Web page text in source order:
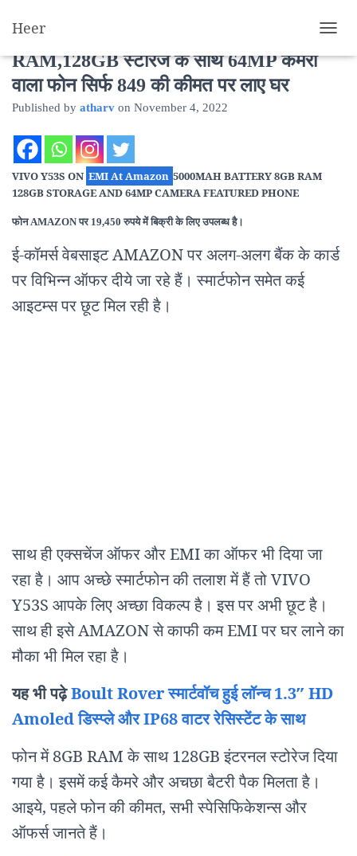
Heer
O
O
Vivo Y53s 5000mAh बैटरी,8GB
RAM,128GB स्टोरेज के साथ 64MP कैमरा
वाला फोन सिर्फ 849 की कीमत पर लाए घर
Published by atharv on November 4, 2022
VIVO Y53S ON EMI At Amazon 5000MAH BATTERY 8GB RAM
128GB STORAGE AND 64MP CAMERA FEATURED PHONE
फोन AMAZON पर 19,450 रुपये में बिक्री के लिए उपलब्ध है।
ई-कॉमर्स वेबसाइट AMAZON पर अलग-अलग बैंक के कार्ड
पर विभिन्न ऑफर दीये जा रहे हैं। स्मार्टफोन समेत कई
आइटम्स पर छूट मिल रही है।
साथ ही एक्सचेंज ऑफर और EMI का ऑफर भी दिया जा
रहा है। आप अच्छे स्मार्टफोन की तलाश में हैं तो VIVO
Y53S आपके लिए अच्छा विकल्प है। इस पर अभी छूट है।
साथ ही इसे AMAZON से काफी कम EMI पर घर लाने का
मौका भी मिल रहा है।
यह भी पढ़ेBoult Rover स्मार्टवॉच हुई लॉन्च 1.3″ HD
Amoled डिस्प्ले और IP68 वाटर रेसिस्टेंट के साथ
फोन में 8GB RAM के साथ 128GB इंटरनल स्टोरेज दिया
गया है। इसमें कई कैमरे और अचछा बैटरी पैक मिलता है।
आइये, पहले फोन की कीमत, सभी स्पेसिफिकेशन्स और
ऑफर्स जानते हैं।